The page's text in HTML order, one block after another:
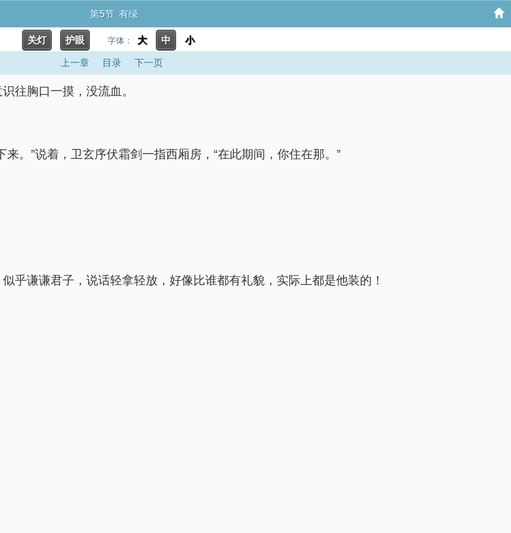
第5节 有绿
关灯 护眼 字体： 大 中 小
上一章 目录 下一页
往胸口一摸，没流血。
。”说着，卫玄序伏霜剑一指西厢房，“在此期间，你住在那。”
乎谦谦君子，说话轻拿轻放，好像比谁都有礼貌，实际上都是他装的！